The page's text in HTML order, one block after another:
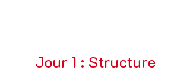
Jour 1 : Structure